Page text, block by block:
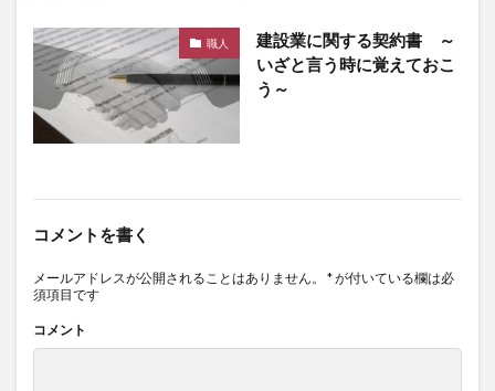
職人
建設業に関する契約書 ～
いざと言う時に覚えておこ
う～
コメントを書く
メールアドレスが公開されることはありません。 *が付いている欄は必
須項目です
コメント